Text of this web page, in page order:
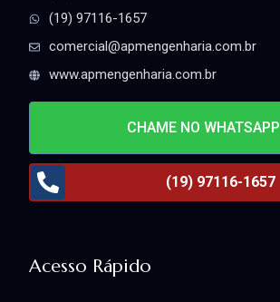
Acesso Rápido
(19) 97116-1657
comercial@apmengenharia.com.br
www.apmengenharia.com.br
CHAME NO WHATSAPP
(19) 97116-1657